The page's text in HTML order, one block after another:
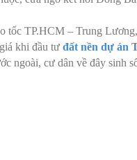
tốc TP.HCM – Trung
khi đầu tư đất nền dự án
ngoài, cư dân về đây sinh